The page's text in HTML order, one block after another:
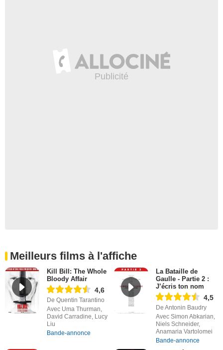
Meilleurs films à l'affiche
Kill Bill: The Whole
Bloody Affair
4,6
De Quentin Tarantino
Avec Uma Thurman,
David Carradine, Lucy
Liu
Bande-annonce
La Bataille de
Gaulle - Partie 2 :
J’écris ton nom
4,5
De Antonin Baudry
Avec Simon Abkarian,
Niels Schneider,
Anamaria Vartolomei
Bande-annonce